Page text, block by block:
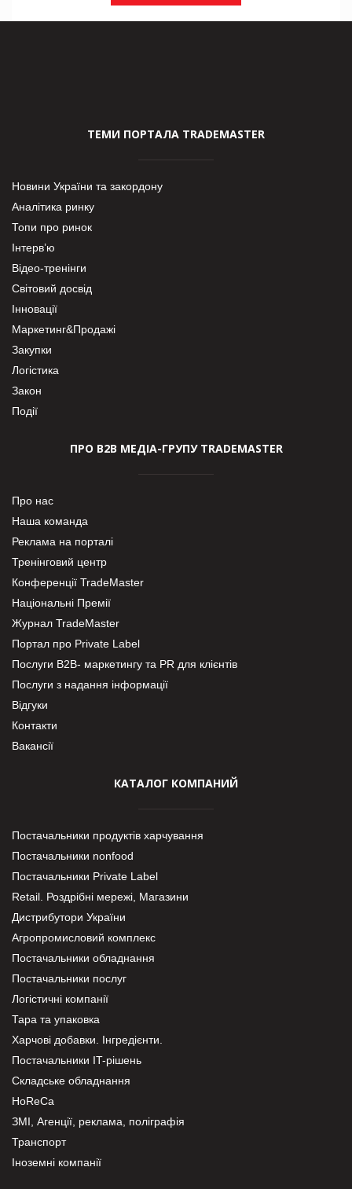
ТЕМИ ПОРТАЛА TRADEMASTER
Новини України та закордону
Аналітика ринку
Топи про ринок
Інтерв’ю
Відео-тренінги
Світовий досвід
Інновації
Маркетинг&Продажі
Закупки
Логістика
Закон
Події
ПРО В2В МЕДІА-ГРУПУ TRADEMASTER
Про нас
Наша команда
Реклама на порталі
Тренінговий центр
Конференції TradeMaster
Національні Премії
Журнал TradeMaster
Портал про Private Label
Послуги В2В- маркетингу та PR для клієнтів
Послуги з надання інформації
Відгуки
Контакти
Вакансії
КАТАЛОГ КОМПАНИЙ
Постачальники продуктів харчування
Постачальники nonfood
Постачальники Private Label
Retail. Роздрібні мережі, Магазини
Дистрибутори України
Агропромисловий комплекс
Постачальники обладнання
Постачальники послуг
Логістичні компанії
Тара та упаковка
Харчові добавки. Інгредієнти.
Постачальники IT-рішень
Складське обладнання
HoReCa
ЗМІ, Агенції, реклама, поліграфія
Транспорт
Іноземні компанії